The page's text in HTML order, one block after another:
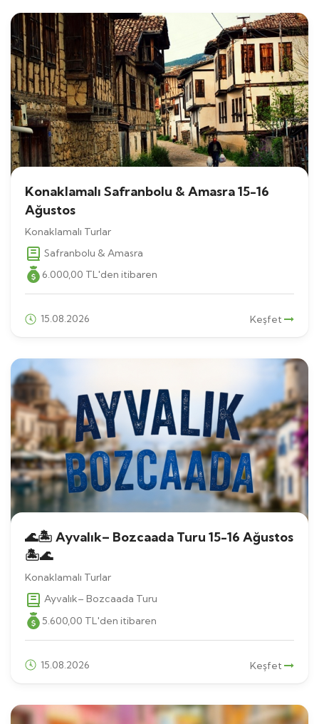
Konaklamalı Safranbolu & Amasra 15-16
Ağustos
Konaklamalı Turlar
Safranbolu & Amasra
6.000,00 TL'den itibaren
15.08.2026 Keşfet
🌊🏝 Ayvalık– Bozcaada Turu 15-16 Ağustos
🏝🌊
Konaklamalı Turlar
Ayvalık– Bozcaada Turu
5.600,00 TL'den itibaren
15.08.2026 Keşfet